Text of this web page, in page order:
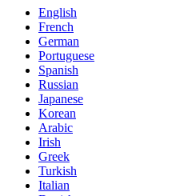
English
French
German
Portuguese
Spanish
Russian
Japanese
Korean
Arabic
Irish
Greek
Turkish
Italian